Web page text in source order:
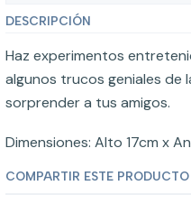
DESCRIPCIÓN
Haz experimentos
algunos trucos geniales de
sorprender a tus amigos.
Dimensiones: Alto 17cm x
COMPARTIR ESTE PRODUCTO